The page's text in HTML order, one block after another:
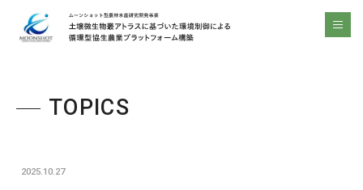
TOPICS
2025.10.27